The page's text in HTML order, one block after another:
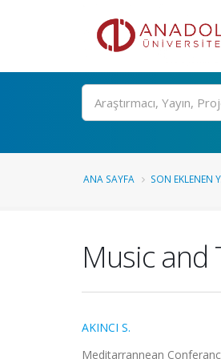
Ara
ANA SAYFA SON EKLENEN
Music and
AKINCI S.
Meditarrannean